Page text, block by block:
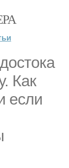
Как
если